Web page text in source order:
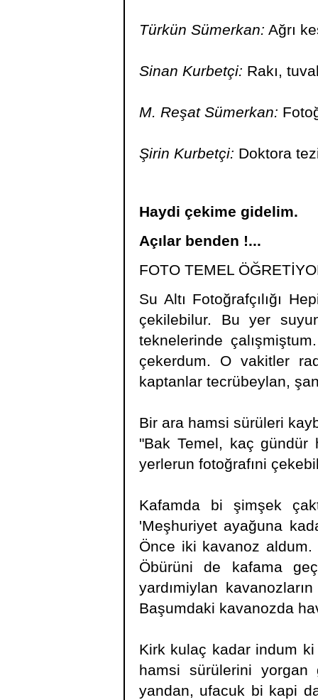
Türkün Sümerkan: Ağrı
Sinan Kurbetçi: Rakı,
M. Reşat Sümerkan:
Şirin Kurbetçi: Doktora
Haydi çekime gidelim.
Açılar benden !...
FOTO TEMEL
Su Altı Fotoğrafçılığı
çekilebilur. Bu yer
teknelerinde
çekerdum. O vakitler
kaptanlar tecrübeylan,
Bir ara hamsi sürüleri
"Bak Temel, kaç gündür
yerlerun fotoğrafıni
Kafamda bi şimşek
'Meşhuriyet ayağuna
Önce iki kavanoz
Öbürüni de kafama
yardımiylan
Başumdaki kavanozda
Kirk kulaç kadar indum
hamsi sürülerini
yandan, ufacuk bi kapi